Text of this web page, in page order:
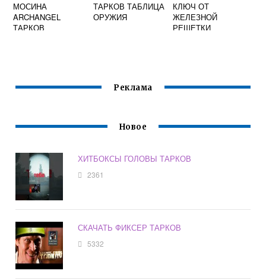
МОСИНА
ARCHANGEL
ТАРКОВ
ТАРКОВ ТАБЛИЦА
ОРУЖИЯ
КЛЮЧ ОТ
ЖЕЛЕЗНОЙ
РЕШЕТКИ
Реклама
Новое
ХИТБОКСЫ ГОЛОВЫ ТАРКОВ
2361
СКАЧАТЬ ФИКСЕР ТАРКОВ
5332